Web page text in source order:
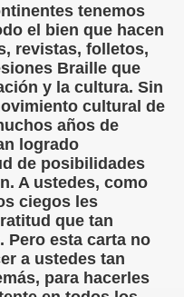
tenemos
el bien que hacen
revistas, folletos,
Braille que
y la cultura. Sin
cultural de
años de
logrado
de posibilidades
A ustedes, como
ciegos les
que tan
Pero esta carta no
a ustedes tan
para hacerles
(Pedro A. Zurita)
Hubo en España (Jesús